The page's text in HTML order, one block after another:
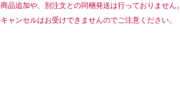
品追加や、別注文との同梱発送は行っておりません。
ャンセルはお受けできませんのでご注意ください。